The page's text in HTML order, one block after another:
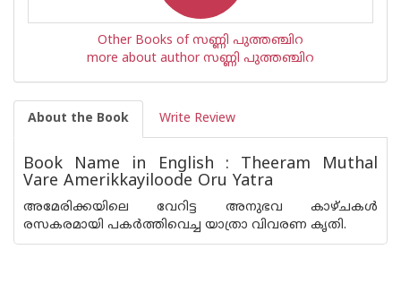
Other Books of സണ്ണി പുത്തഞ്ചിറ
more about author സണ്ണി പുത്തഞ്ചിറ
About the Book Write Review
Book Name in English : Theeram Muthal
Vare Amerikkayiloode Oru Yatra
അമേരിക്കയിലെ വേറിട്ട അനുഭവ കാഴ്ചകള്‍
രസകരമായി പകര്‍ത്തിവെച്ച യാത്രാ വിവരണ കൃതി.